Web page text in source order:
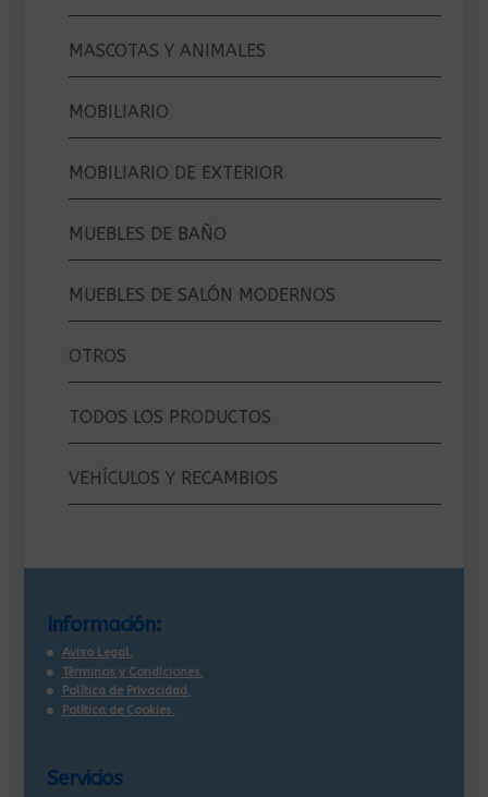
MASCOTAS Y ANIMALES
MOBILIARIO
MOBILIARIO DE EXTERIOR
MUEBLES DE BAÑO
MUEBLES DE SALÓN MODERNOS
OTROS
TODOS LOS PRODUCTOS
VEHÍCULOS Y RECAMBIOS
Información:
Aviso Legal.
Términos y Condiciones.
Política de Privacidad.
Política de Cookies.
Servicios